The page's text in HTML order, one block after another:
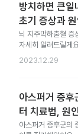
방치하면 큰
초기 증상과
뇌 지주막하출혈 증
자세히 알려드릴게
2023.12.29
아스퍼거 증후
터 치료법, 원
아스퍼거 증후군의